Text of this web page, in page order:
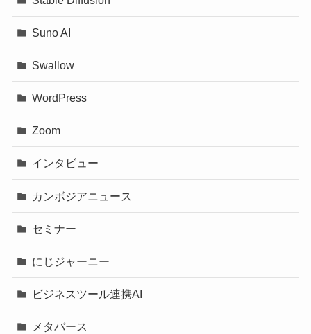
Suno AI
Swallow
WordPress
Zoom
インタビュー
カンボジアニュース
セミナー
にじジャーニー
ビジネスツール連携AI
メタバース